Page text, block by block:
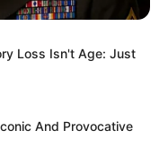
Loss Isn't Age: Just
And Provocative